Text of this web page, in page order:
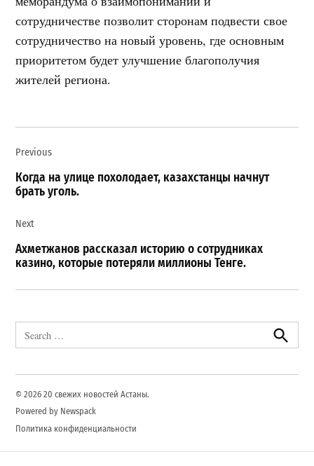
сотрудничестве позволит сторонам подвести свое
сотрудничество на новый уровень, где основным
приоритетом будет улучшение благополучия
жителей региона.
по
записям
Previous
Когда на улице похолодает, казахстанцы начнут
брать уголь.
Next
Ахметжанов рассказал историю о сотрудниках
казино, которые потеряли миллионы Тенге.
for:
Search
© 2026 20 свежих новостей Астаны.
Powered by Newspack
Политика конфиденциальности